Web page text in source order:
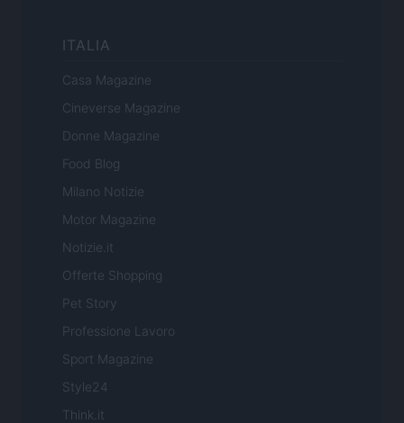
ITALIA
Casa Magazine
Cineverse Magazine
Donne Magazine
Food Blog
Milano Notizie
Motor Magazine
Notizie.it
Offerte Shopping
Pet Story
Professione Lavoro
Sport Magazine
Style24
Think.it